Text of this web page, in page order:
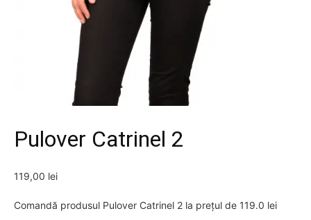
Pulover Catrinel 2
119,00 lei
Comandă produsul Pulover Catrinel 2 la prețul de 119.0 lei